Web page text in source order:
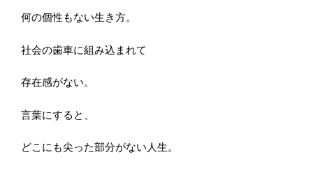
何の個性もない生き方。
社会の歯車に組み込まれて
存在感がない。
言葉にすると、
どこにも尖った部分がない人生。